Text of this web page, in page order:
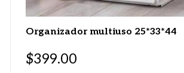
Organizador multiuso 25*33*44
$399.00